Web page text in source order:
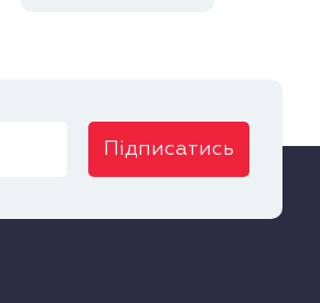
Підписатись